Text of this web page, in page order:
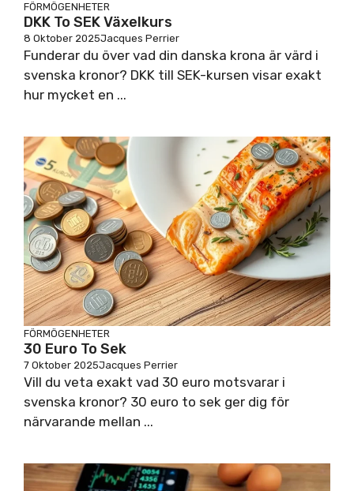
FÖRMÖGENHETER
DKK To SEK Växelkurs
8 Oktober 2025Jacques Perrier
Funderar du över vad din danska krona är värd i
svenska kronor? DKK till SEK-kursen visar exakt
hur mycket en ...
FÖRMÖGENHETER
30 Euro To Sek
7 Oktober 2025Jacques Perrier
Vill du veta exakt vad 30 euro motsvarar i
svenska kronor? 30 euro to sek ger dig för
närvarande mellan ...